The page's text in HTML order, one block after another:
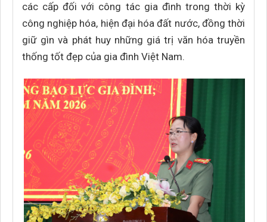
các cấp đối với công tác gia đình trong thời kỳ
công nghiệp hóa, hiện đại hóa đất nước, đồng thời
giữ gìn và phát huy những giá trị văn hóa truyền
thống tốt đẹp của gia đình Việt Nam.